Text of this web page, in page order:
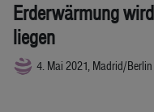
Erderwärmung
liegen
4. Mai 2021, Madrid/Berlin